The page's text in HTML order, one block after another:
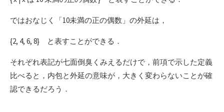
ではおなじく「10未満の正の偶数」の外延は，
{2, 4, 6, 8} と表すことができる．
それぞれ表記が七面倒臭くみえるだけで，前項で示した定義
比べると，内包と外延の意味が，大きく変わらないことが確
認できるだろう．